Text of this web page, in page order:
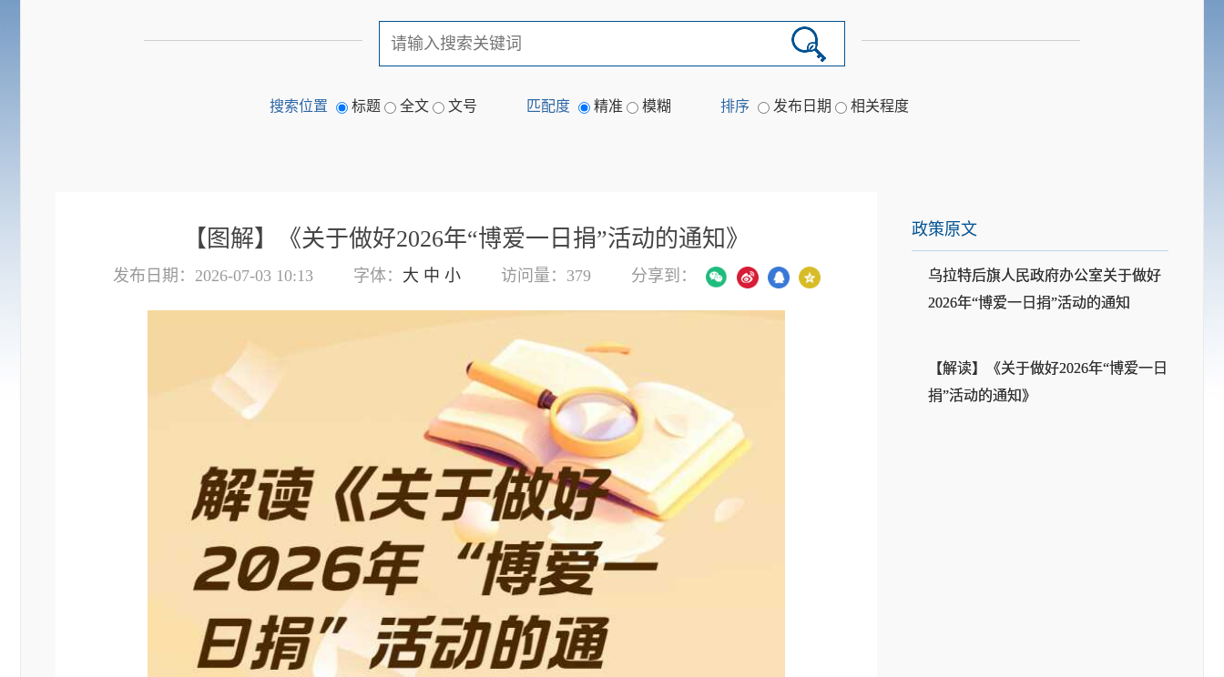
搜索位置 标题 全文 文号 匹配度 精准 模糊 排序 发布日期 相关程度
【图解】《关于做好2026年“博爱一日捐”活动的通知》
发布日期：2026-07-03 10:13 字体： 大 中 小 访问量：379 分享到：
政策原文
乌拉特后旗人民政府办公室关于做好
2026年“博爱一日捐”活动的通知
【解读】《关于做好2026年“博爱一日
捐”活动的通知》